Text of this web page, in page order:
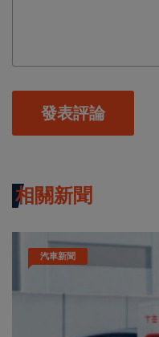
發表評論
相關新聞
汽車新聞